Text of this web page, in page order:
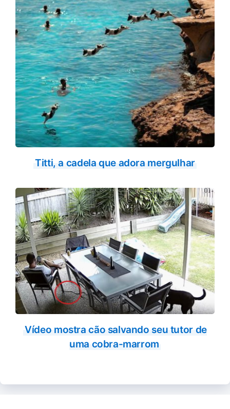
Titti, a cadela que adora mergulhar
Vídeo mostra cão salvando seu tutor de
uma cobra-marrom